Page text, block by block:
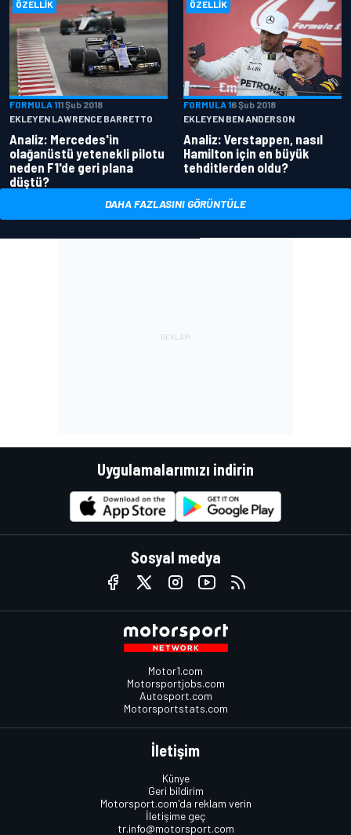
ÖZELLIK
FORMULA 111 Şub 2018
EKLEYEN LAWRENCE BARRETTO
Analiz: Mercedes'in
olağanüstü yetenekli pilotu
neden F1'de geri plana
düştü?
ÖZELLIK
FORMULA 16 Şub 2018
EKLEYEN BEN ANDERSON
Analiz: Verstappen, nasıl
Hamilton için en büyük
tehditlerden oldu?
DAHA FAZLASINI GÖRÜNTÜLE
Uygulamalarımızı indirin
Sosyal medya
Motor1.com
Motorsportjobs.com
Autosport.com
Motorsportstats.com
İletişim
Künye
Geri bildirim
Motorsport.com'da reklam verin
İletişime geç
tr.info@motorsport.com